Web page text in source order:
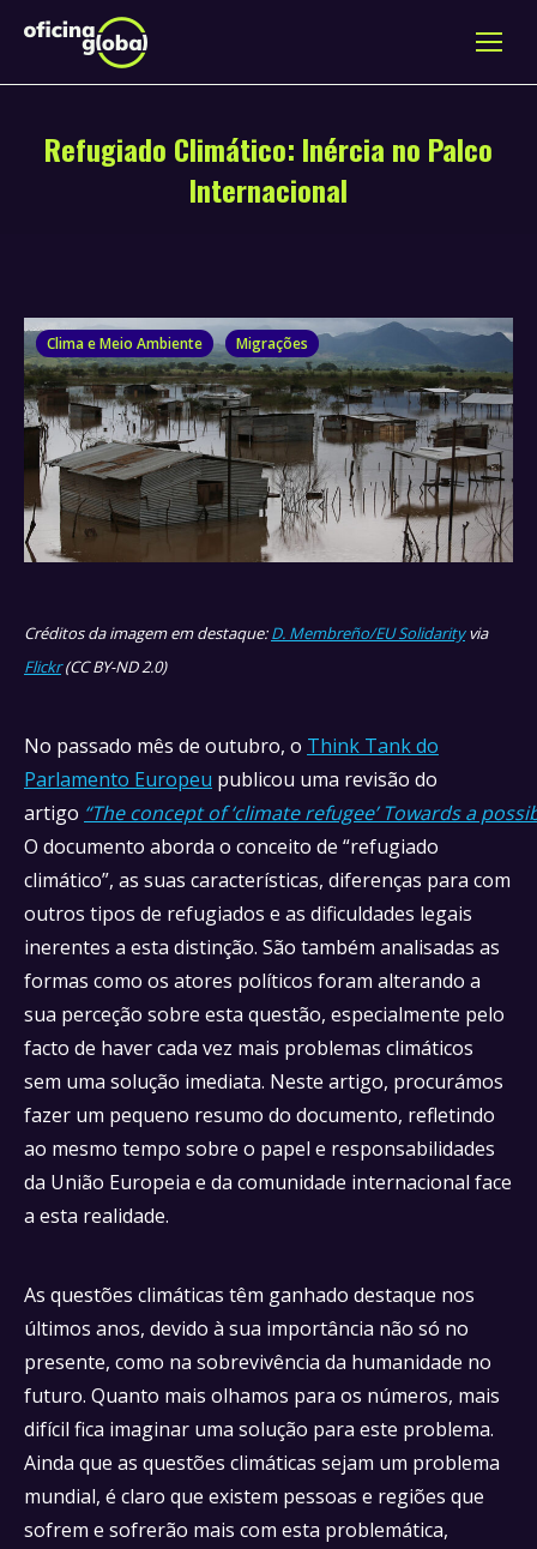
Refugiado Climático: Inércia no Palco
Internacional
Clima e Meio Ambiente Migrações
Créditos da imagem em destaque:D. Membreño/EU Solidarityvia
Flickr(CC BY-ND 2.0)
No passado mês de outubro, o Think Tank do
Parlamento Europeu publicou uma revisão do
artigo “The concept of ‘climate refugee’ Towards a
O documento aborda o conceito de “refugiado
climático”, as suas características, diferenças para com
outros tipos de refugiados e as dificuldades legais
inerentes a esta distinção. São também analisadas as
formas como os atores políticos foram alterando a
sua perceção sobre esta questão, especialmente pelo
facto de haver cada vez mais problemas climáticos
sem uma solução imediata. Neste artigo, procurámos
fazer um pequeno resumo do documento, refletindo
ao mesmo tempo sobre o papel e responsabilidades
da União Europeia e da comunidade internacional face
a esta realidade.
As questões climáticas têm ganhado destaque nos
últimos anos, devido à sua importância não só no
presente, como na sobrevivência da humanidade no
futuro. Quanto mais olhamos para os números, mais
difícil fica imaginar uma solução para este problema.
Ainda que as questões climáticas sejam um problema
mundial, é claro que existem pessoas e regiões que
sofrem e sofrerão mais com esta problemática,